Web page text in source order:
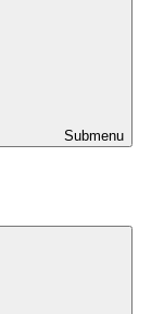
Submenu